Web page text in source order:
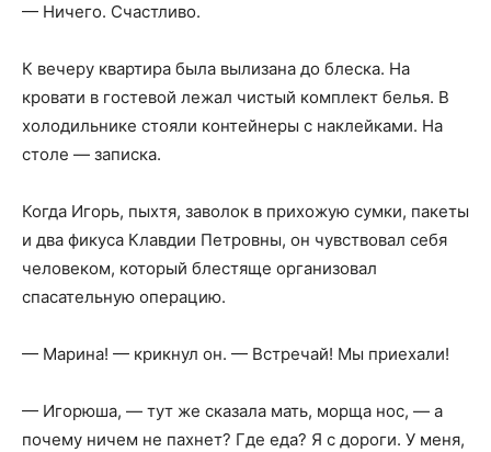
— Ничего. Счастливо.
К вечеру квартира была вылизана до блеска. На
кровати в гостевой лежал чистый комплект белья. В
холодильнике стояли контейнеры с наклейками. На
столе — записка.
Когда Игорь, пыхтя, заволок в прихожую сумки, пакеты
и два фикуса Клавдии Петровны, он чувствовал себя
человеком, который блестяще организовал
спасательную операцию.
— Марина! — крикнул он. — Встречай! Мы приехали!
— Игорюша, — тут же сказала мать, морща нос, — а
почему ничем не пахнет? Где еда? Я с дороги. У меня,